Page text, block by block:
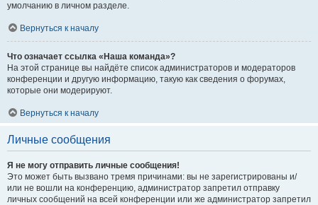
умолчанию в личном разделе.
Вернуться к началу
Что означает ссылка «Наша команда»?
На этой странице вы найдёте список администраторов и модераторов
конференции и другую информацию, такую как сведения о форумах,
которые они модерируют.
Вернуться к началу
Личные сообщения
Я не могу отправить личные сообщения!
Это может быть вызвано тремя причинами: вы не зарегистрированы и/
или не вошли на конференцию, администратор запретил отправку
личных сообщений на всей конференции или же администратор запретил